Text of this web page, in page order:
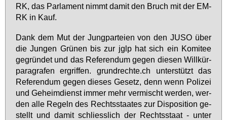
RK, das Par­la­ment nimmt da­mit den Bruch mit der EM­
RK in Kauf.
Dank dem Mut der Jung­par­tei­en von den JU­SO über
die Jun­gen Grü­nen bis zur jglp hat sich ein Ko­mi­tee
ge­grün­det und das Re­fe­ren­dum ge­gen die­sen Will­kür­
pa­ra­gra­fen er­grif­fen. grund­rech­te.ch un­ter­stützt das
Re­fe­ren­dum ge­gen die­ses Ge­setz, denn wenn Po­li­zei
und Ge­heim­dienst im­mer mehr ver­mischt wer­den, wer­
den al­le Re­geln des Rechts­staa­tes zur Dis­po­si­ti­on ge­
stellt und da­mit schliess­lich der Rechts­staat - un­ter